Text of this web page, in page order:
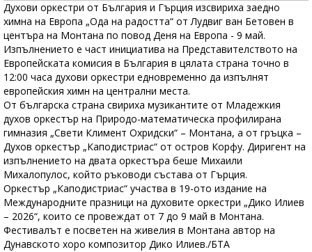
Духови оркестри от България и Гърция изсвириха заедно
химна на Европа „Ода на радостта“ от Лудвиг ван Бетовен в
центъра на Монтана по повод Деня на Европа - 9 май.
Изпълнението е част инициатива на Представителството на
Европейската комисия в България в цялата страна точно в
12:00 часа духови оркестри едновременно да изпълнят
европейския химн на централни места.
От българска страна свириха музикантите от Младежкия
духов оркестър на Природо-математическа профилирана
гимназия „Свети Климент Охридски“ – Монтана, а от гръцка –
Духов оркестър „Каподистриас“ от остров Корфу. Диригент на
изпълнението на двата оркестъра беше Михаили
Михалопулос, който ръководи състава от Гърция.
Оркестър „Каподистриас“ участва в 19-ото издание на
Международните празници на духовите оркестри „Дико Илиев
– 2026“, които се провеждат от 7 до 9 май в Монтана.
Фестивалът е посветен на живелия в Монтана автор на
Дунавското хоро композитор Дико Илиев./БТА